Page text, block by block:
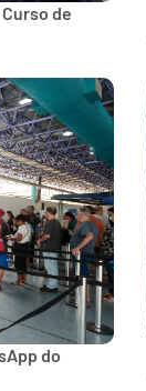
de
do